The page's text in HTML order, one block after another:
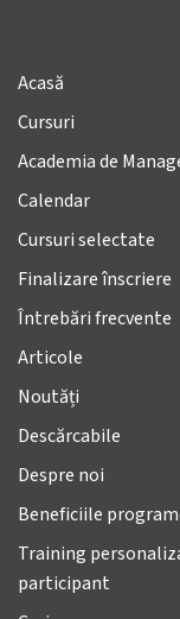
Acasă
Cursuri
Academia de
Calendar
Cursuri selectate
Finalizare înscriere
Întrebări frecvente
Articole
Noutăți
Descărcabile
Despre noi
Beneficiile
Training
participant